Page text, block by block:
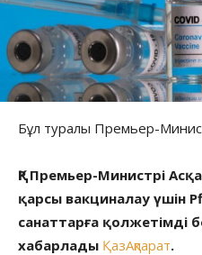
Бұл туралы Премьер-
ҚР Премьер-Министрі
қарсы вакциналау үшін
санаттарға қолжетімді
хабарлады ҚазАқпарат.